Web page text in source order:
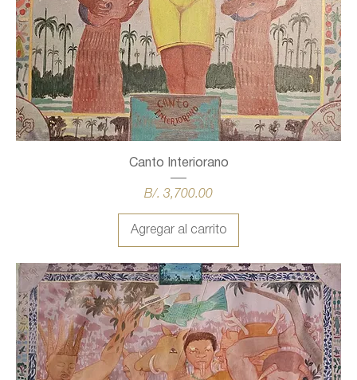
Canto Interiorano
Precio
B/. 3,700.00
Agregar al carrito